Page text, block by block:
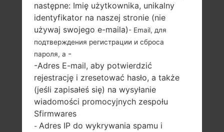
następne: Imię użytkownika, unikalny
identyfikator na naszej stronie (nie
używaj swojego e-maila)- Email, для
подтверждения регистрации и сброса
пароля, а -
-Adres E-mail, aby potwierdzić
rejestrację i zresetować hasło, a także
(jeśli zapisałeś się) na wysyłanie
wiadomości promocyjnych zespołu
Sfirmwares
- Adres IP do wykrywania spamu i